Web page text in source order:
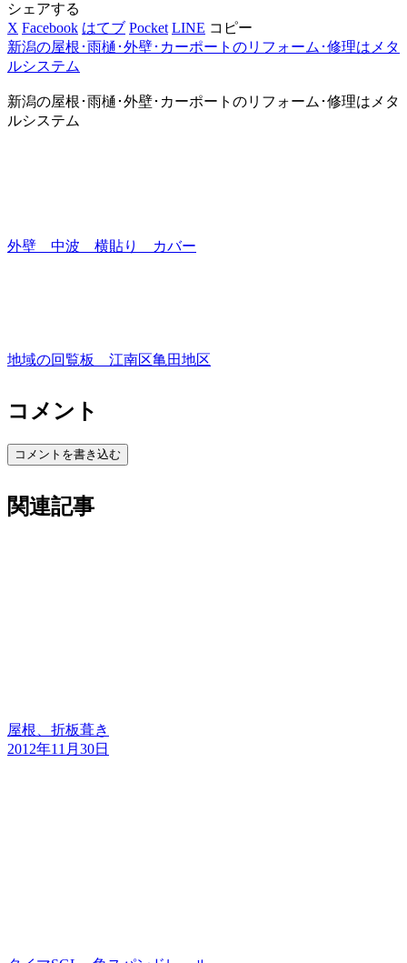
シェアする
X Facebook はてブ Pocket LINE コピー
新潟の屋根･雨樋･外壁･カーポートのリフォーム･修理はメタ
ルシステム
新潟の屋根･雨樋･外壁･カーポートのリフォーム･修理はメタ
ルシステム
外壁 中波 横貼り カバー
地域の回覧板 江南区亀田地区
コメント
コメントを書き込む
関連記事
屋根、折板葺き
2012年11月30日